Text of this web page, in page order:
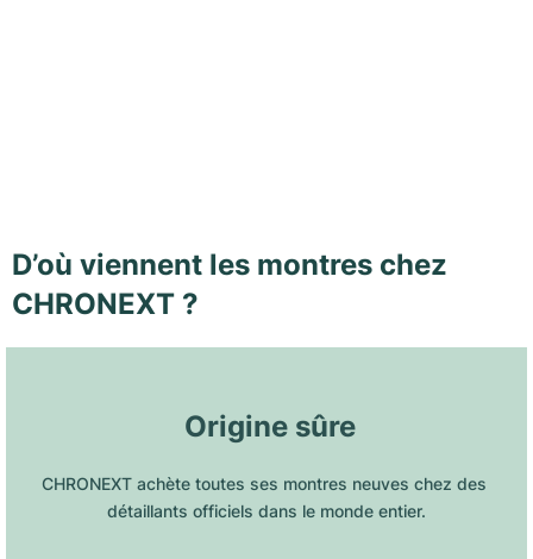
D’où viennent les montres chez
CHRONEXT ?
Origine sûre
CHRONEXT achète toutes ses montres neuves chez des
détaillants officiels dans le monde entier.